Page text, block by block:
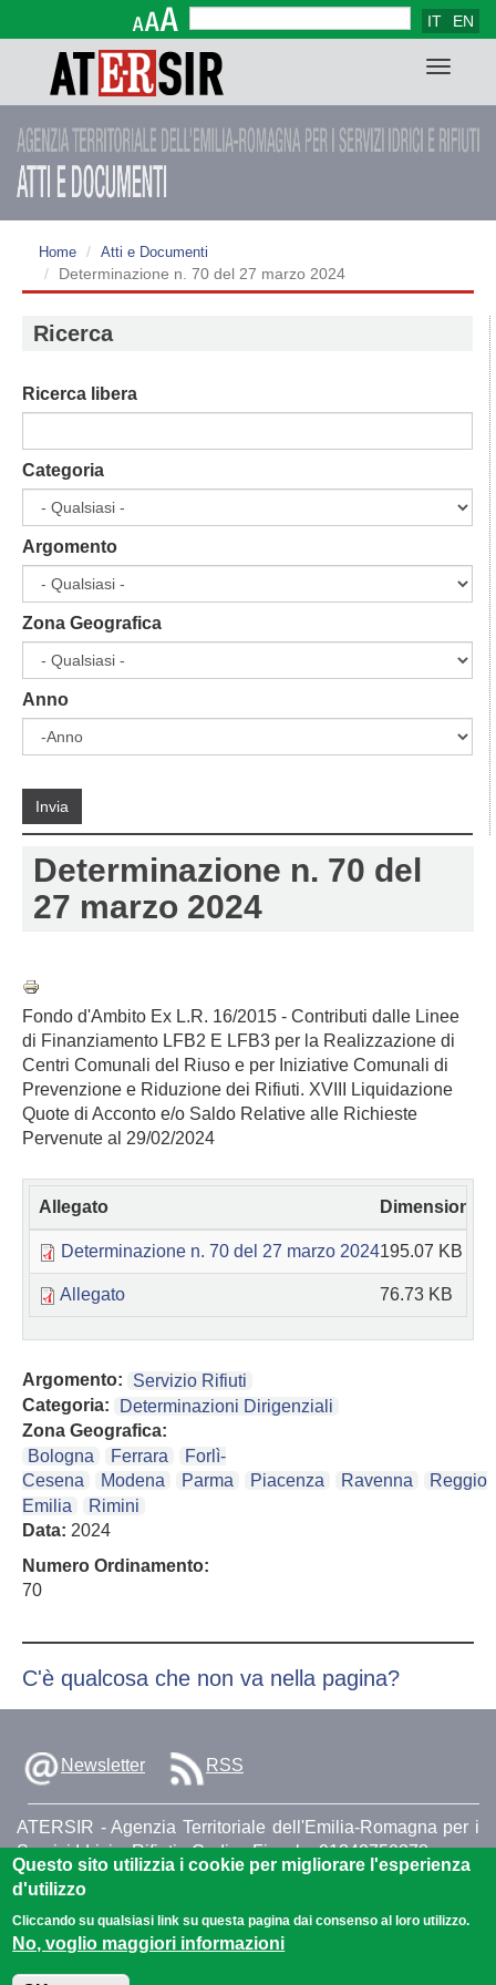
Form di ricerca
IT EN
Toggle
Home Atti e Documenti
Determinazione n. 70 del 27 marzo 2024
Ricerca
Ricerca libera
Categoria
Argomento
Zona Geografica
Anno
Invia
Determinazione n. 70 del
27 marzo 2024
Fondo d'Ambito Ex L.R. 16/2015 - Contributi dalle Linee
di Finanziamento LFB2 E LFB3 per la Realizzazione di
Centri Comunali del Riuso e per Iniziative Comunali di
Prevenzione e Riduzione dei Rifiuti. XVIII Liquidazione
Quote di Acconto e/o Saldo Relative alle Richieste
Pervenute al 29/02/2024
Allegato Dimensione
Determinazione n. 70 del 27 marzo 2024195.07 KB
Allegato 76.73 KB
Argomento:
Servizio Rifiuti
Categoria:
Determinazioni Dirigenziali
Zona Geografica:
Bologna
Ferrara
Forlì-
Cesena
Modena Parma Piacenza Ravenna
Reggio
Emilia
Rimini
Data: 2024
Numero Ordinamento:
70
C'è qualcosa che non va nella pagina?
Newsletter RSS
ATERSIR - Agenzia Territoriale dell'Emilia-Romagna per i
Servizi Idrici e Rifiuti - Codice Fiscale: 91342750378
Via Cairoli 8/F - 40121 Bologna (3° piano) - centralino: 051
dgatersir@pec.atersir.emr.it
Questo sito utilizzia i cookie per migliorare l'esperienza
d'utilizzo
Cliccando su qualsiasi link su questa pagina dai consenso al loro utilizzo.
No, voglio maggiori informazioni